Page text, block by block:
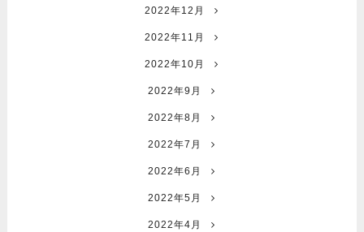
2022年12月
2022年11月
2022年10月
2022年9月
2022年8月
2022年7月
2022年6月
2022年5月
2022年4月